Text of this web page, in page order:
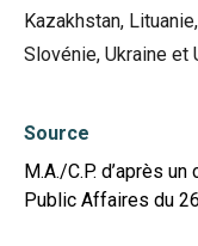
Kazakhstan,
Slovénie, Ukraine et
Source
M.A./C.P. d’après
Public Affaires du